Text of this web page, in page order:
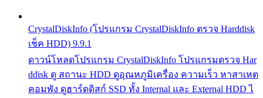
CrystalDiskInfo (โปรแกรม CrystalDiskInfo ตรวจ Harddisk
เช็ค HDD) 9.9.1
ดาวน์โหลดโปรแกรม CrystalDiskInfo โปรแกรมตรวจ Har
ddisk ดู สถานะ HDD ดูอุณหภูมิเครื่อง ความเร็ว หาสาเหต
คอมพัง ดูฮาร์ดดิสก์ SSD ทั้ง Internal และ External HDD ไ